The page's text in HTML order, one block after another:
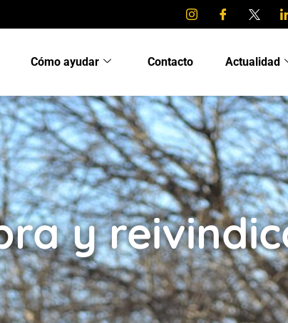
Cómo ayudar Contacto Actualidad
y